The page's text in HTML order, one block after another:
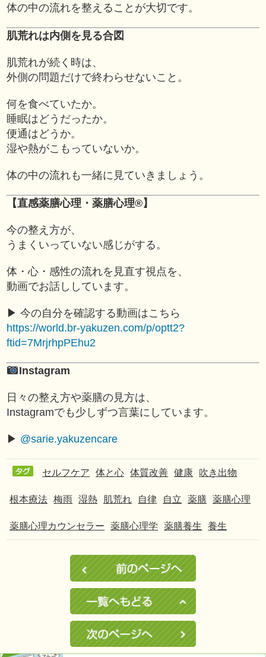
体の中の流れを整えることが大切です。
肌荒れは内側を見る合図
肌荒れが続く時は、
外側の問題だけで終わらせないこと。
何を食べていたか。
睡眠はどうだったか。
便通はどうか。
湿や熱がこもっていないか。
体の中の流れも一緒に見ていきましょう。
【直感薬膳心理・薬膳心理®】
今の整え方が、
うまくいっていない感じがする。
体・心・感性の流れを見直す視点を、
動画でお話ししています。
▶︎ 今の自分を確認する動画はこちら
https://world.br-yakuzen.com/p/optt2?
ftid=7MrjrhpPEhu2
Instagram
日々の整え方や薬膳の見方は、
Instagramでも少しずつ言葉にしています。
▶︎ @sarie.yakuzencare
セルフケア 体と心 体質改善 健康 吹き出物
根本療法 梅雨 湿熱 肌荒れ 自律 自立 薬膳 薬膳心理
薬膳心理カウンセラー 薬膳心理学 薬膳養生 養生